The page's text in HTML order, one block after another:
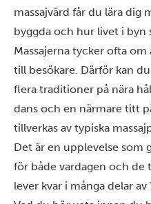
massajvärd får du lära dig
byggda och hur livet i byn
Massajerna tycker ofta
till besökare. Därför kan
flera traditioner på nära
dans och en närmare titt
tillverkas av typiska
Det är en upplevelse som
för både vardagen och
lever kvar i många delar av